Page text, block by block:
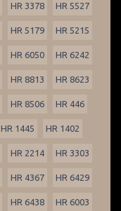
HR 3378 HR 5527
HR 5179 HR 5215
HR 6050 HR 6242
HR 8813 HR 8623
HR 8506 HR 446
HR 1445 HR 1402
HR 2214 HR 3303
HR 4367 HR 6429
HR 6438 HR 6003